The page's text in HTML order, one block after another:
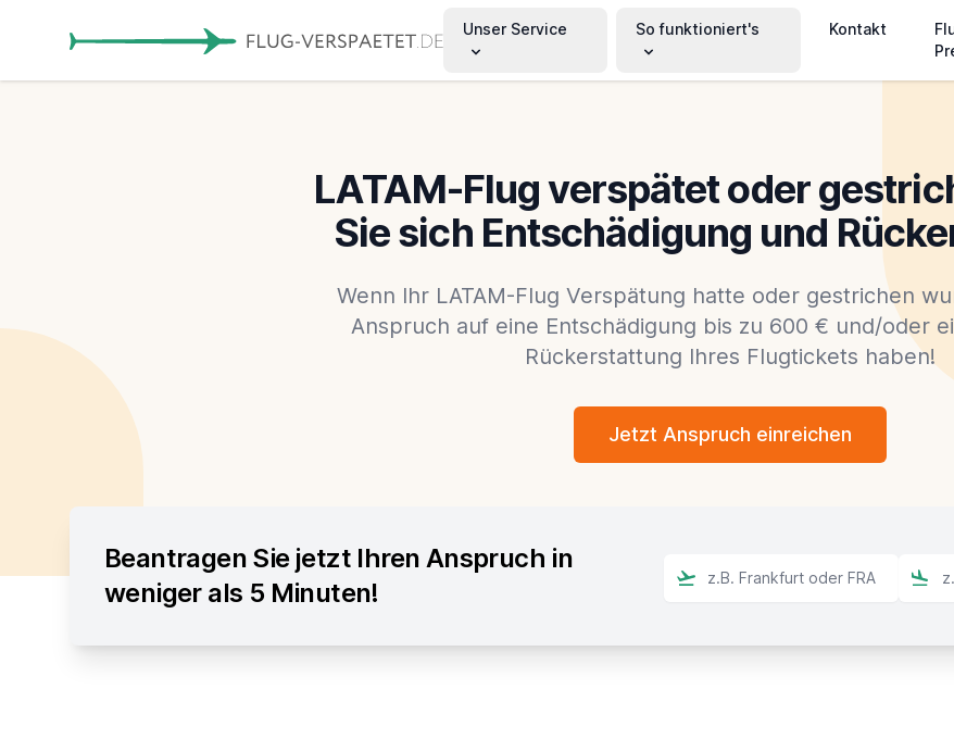
Unser Service So funktioniert's Kontakt
LATAM-Flug verspätet oder
Sie sich Entschädigung und
Wenn Ihr LATAM-Flug Verspätung hatte oder gestrichen
Anspruch auf eine Entschädigung bis zu 600 € und/oder
Rückerstattung Ihres Flugtickets haben!
Jetzt Anspruch einreichen
Beantragen Sie jetzt Ihren Anspruch in
weniger als 5 Minuten!